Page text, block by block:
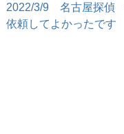
2022/3/9
名古屋探偵
依頼してよかったです